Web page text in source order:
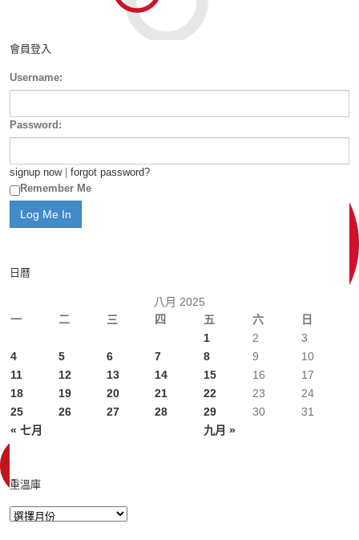
會員登入
Username:
Password:
signup now| forgot password?
Remember Me
日曆
八月 2025
一
二 三 四 五 六 日
« 七月 九月 »
1 2
3
4
5 6 7 8 9
10
11
12 13 14 15 16
17
18
19 20 21 22 23
24
25
26 27 28 29 30 31
重溫庫